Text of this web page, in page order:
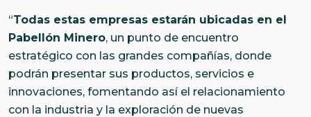
“Todas estas empresas estarán ubicadas en el
Pabellón Minero, un punto de encuentro
estratégico con las grandes compañías, donde
podrán presentar sus productos, servicios e
innovaciones, fomentando así el relacionamiento
con la industria y la exploración de nuevas